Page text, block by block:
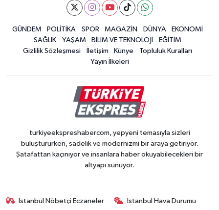
GÜNDEM POLİTİKA SPOR MAGAZİN DÜNYA
EKONOMİ
SAĞLIK
YAŞAM BİLİM VE TEKNOLOJİ
EĞİTİM
Gizlilik Sözleşmesi
İletişim Künye
Topluluk Kuralları
Yayın İlkeleri
turkiyeekspreshabercom, yepyeni temasıyla sizleri
buluştururken, sadelik ve modernizmi bir araya getiriyor.
Şatafattan kaçınıyor ve insanlara haber okuyabilecekleri bir
altyapı sunuyor.
İstanbul Nöbetçi Eczaneler İstanbul Hava Durumu